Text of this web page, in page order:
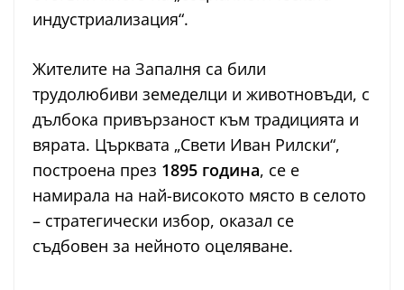
индустриализация“.
Жителите на Запалня са били
трудолюбиви земеделци и животновъди, с
дълбока привързаност към традицията и
вярата. Църквата „Свети Иван Рилски“,
построена през 1895 година, се е
намирала на най-високото място в селото
– стратегически избор, оказал се
съдбовен за нейното оцеляване.